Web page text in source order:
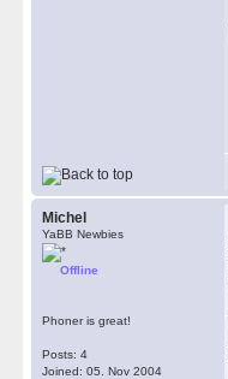
Michel
YaBB Newbies
Offline
Phoner is great!
Posts: 4
Joined: 05. Nov 2004